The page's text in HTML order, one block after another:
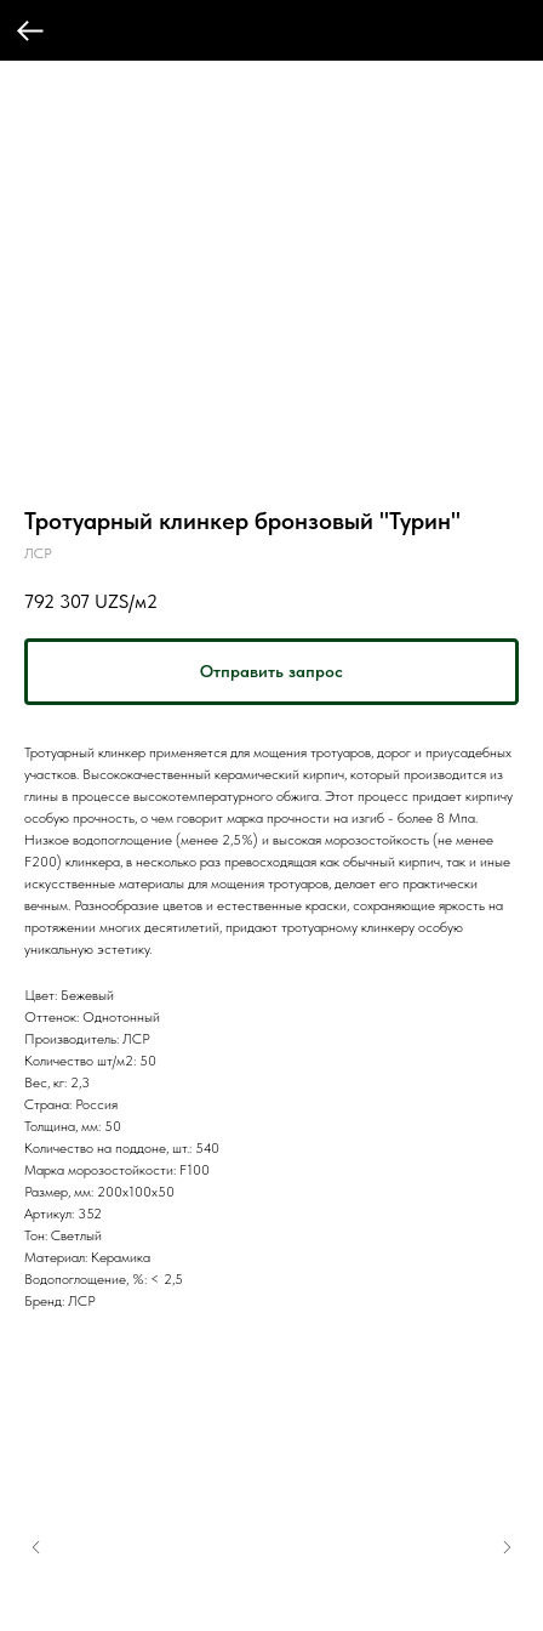
Тротуарный клинкер бронзовый "Турин"
ЛСР
792 307 UZS/м2
Отправить запрос
Тротуарный клинкер применяется для мощения тротуаров, дорог и приусадебных
участков. Высококачественный керамический кирпич, который производится из
глины в процессе высокотемпературного обжига. Этот процесс придает кирпичу
особую прочность, о чем говорит марка прочности на изгиб - более 8 Мпа.
Низкое водопоглощение (менее 2,5%) и высокая морозостойкость (не менее
F200) клинкера, в несколько раз превосходящая как обычный кирпич, так и иные
искусственные материалы для мощения тротуаров, делает его практически
вечным. Разнообразие цветов и естественные краски, сохраняющие яркость на
протяжении многих десятилетий, придают тротуарному клинкеру особую
уникальную эстетику.
Цвет: Бежевый
Оттенок: Однотонный
Производитель: ЛСР
Количество шт/м2: 50
Вес, кг: 2,3
Страна: Россия
Толщина, мм: 50
Количество на поддоне, шт.: 540
Марка морозостойкости: F100
Размер, мм: 200x100x50
Артикул: 352
Тон: Светлый
Материал: Керамика
Водопоглощение, %: < 2,5
Бренд: ЛСР